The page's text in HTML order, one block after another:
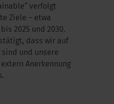
“ verfolgt
Ziele – etwa
2025 und 2030.
dass wir auf
sind und unsere
Anerkennung